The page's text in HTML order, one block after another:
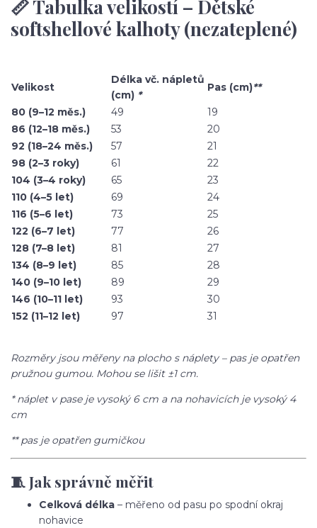
📏 Tabulka velikostí – Dětské
softshellové kalhoty (nezateplené)
Velikost
Délka vč. nápletů
(cm) *
Pas (cm)**
80 (9–12 měs.)
49
19
86 (12–18 měs.)
53
20
92 (18–24 měs.)
57
21
98 (2–3 roky)
61
22
104 (3–4 roky)
65
23
110 (4–5 let)
69
24
116 (5–6 let)
73
25
122 (6–7 let)
77
26
128 (7–8 let)
81
27
134 (8–9 let)
85
28
140 (9–10 let)
89
29
146 (10–11 let)
93
30
152 (11–12 let)
97 31
Rozměry jsou měřeny na plocho s náplety – pas je opatřen
pružnou gumou. Mohou se lišit ±1 cm.
* náplet v pase je vysoký 6 cm a na nohavicích je vysoký 4
cm
** pas je opatřen gumičkou
🧵 Jak správně měřit
Celková délka – měřeno od pasu po spodní okraj
nohavice